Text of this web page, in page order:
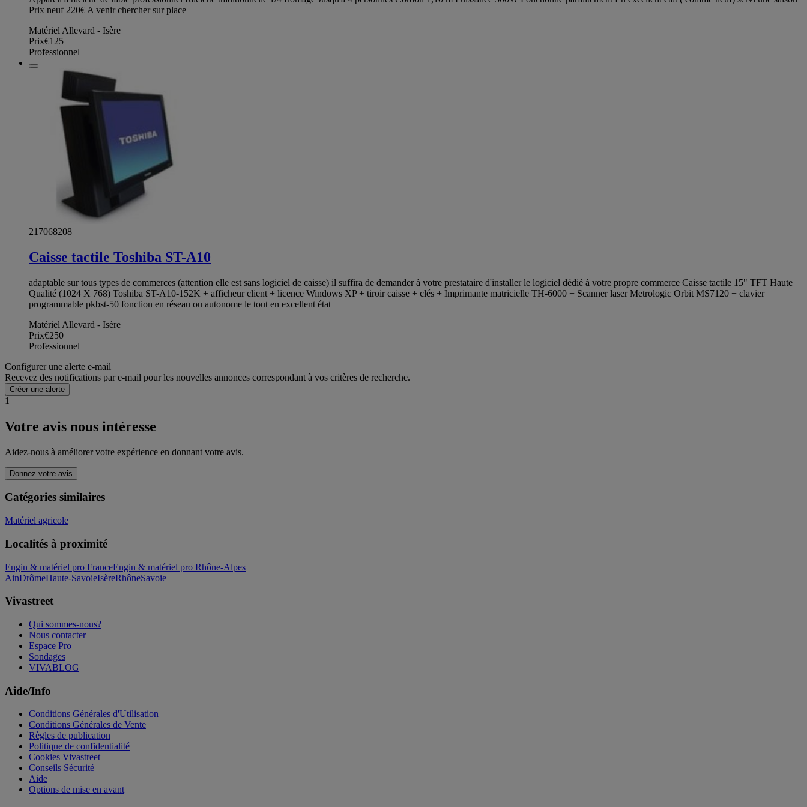
Prix neuf 220€ A venir chercher sur place
Matériel Allevard - Isère
Prix€125
Professionnel
217068208
Caisse tactile Toshiba ST-A10
adaptable sur tous types de commerces (attention elle est sans logiciel de caisse) il suffira de demander à votre prestataire d'installer le logiciel dédié à votre propre commerce Caisse tactile 15" TFT Haute
Qualité (1024 X 768) Toshiba ST-A10-152K + afficheur client + licence Windows XP + tiroir caisse + clés + Imprimante matricielle TH-6000 + Scanner laser Metrologic Orbit MS7120 + clavier
programmable pkbst-50 fonction en réseau ou autonome le tout en excellent état
Matériel Allevard - Isère
Prix€250
Professionnel
Configurer une alerte e-mail
Recevez des notifications par e-mail pour les nouvelles annonces correspondant à vos critères de recherche.
Créer une alerte
1
Votre avis nous intéresse
Aidez-nous à améliorer votre expérience en donnant votre avis.
Donnez votre avis
Catégories similaires
Matériel agricole
Localités à proximité
Engin & matériel pro FranceEngin & matériel pro Rhône-Alpes
AinDrômeHaute-SavoieIsèreRhôneSavoie
Vivastreet
Qui sommes-nous?
Nous contacter
Espace Pro
Sondages
VIVABLOG
Aide/Info
Conditions Générales d'Utilisation
Conditions Générales de Vente
Règles de publication
Politique de confidentialité
Cookies Vivastreet
Conseils Sécurité
Aide
Options de mise en avant